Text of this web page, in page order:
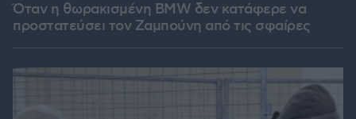
Όταν η θωρακισμένη BMW δεν κατάφερε να
προστατεύσει τον Ζαμπούνη από τις σφαίρες